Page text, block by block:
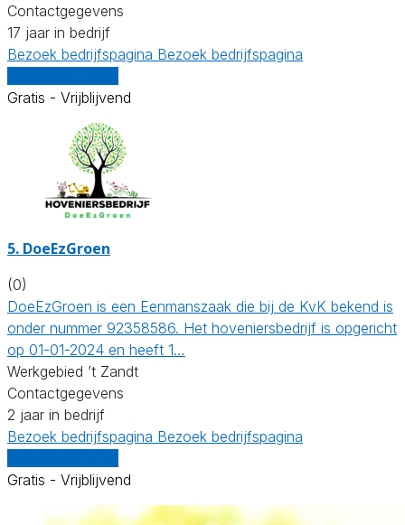
Contactgegevens
17 jaar in bedrijf
Bezoek bedrijfspagina Bezoek bedrijfspagina
Gratis - Vrijblijvend
5. DoeEzGroen
(0)
DoeEzGroen is een Eenmanszaak die bij de KvK bekend is
onder nummer 92358586. Het hoveniersbedrijf is opgericht
op 01-01-2024 en heeft 1…
Werkgebied ’t Zandt
Contactgegevens
2 jaar in bedrijf
Bezoek bedrijfspagina Bezoek bedrijfspagina
Gratis - Vrijblijvend